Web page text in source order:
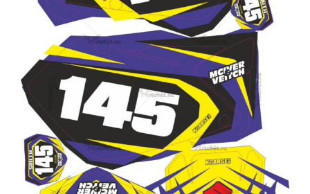
можно
выбрать
странице
товара.